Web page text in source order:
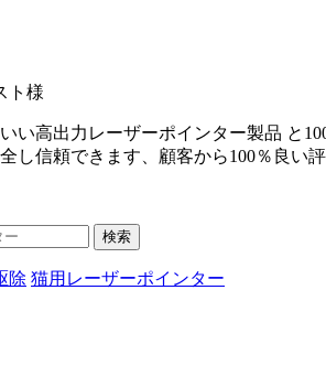
ト様
い高出力レーザーポインター製品 と
し信頼できます、顧客から100％良い
除 猫用レーザーポインター